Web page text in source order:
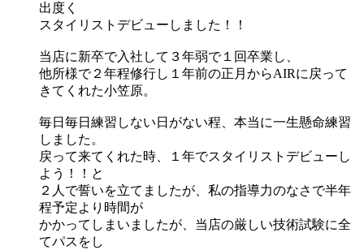
出度く
スタイリストデビューしました！！
当店に新卒で入社して３年弱で１回卒業し、
他所様で２年程修行し１年前の正月からAIRに戻って
きてくれた小笠原。
毎日毎日練習しない日がない程、本当に一生懸命練習
しました。
戻って来てくれた時、１年でスタイリストデビューし
よう！！と
２人で誓いを立てましたが、私の指導力のなさで半年
程予定より時間が
かかってしまいましたが、当店の厳しい技術試験に全
てパスをし